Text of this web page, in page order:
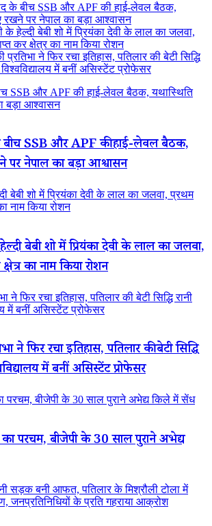
के बीच SSB और APF की हाई-लेवल बैठक,
रखने पर नेपाल का बड़ा आश्वासन
के हेल्दी बेबी शो में प्रियंका देवी के लाल का जलवा,
कर क्षेत्र का नाम किया रोशन
ने फिर रचा इतिहास, पतिलार की बेटी सिद्धि
में बनीं असिस्टेंट प्रोफेसर
SSB और APF की हाई-लेवल बैठक, यथास्थिति
बड़ा आश्वासन
बीच SSB और APF की हाई-लेवल बैठक,
पर नेपाल का बड़ा आश्वासन
बेबी शो में प्रियंका देवी के लाल का जलवा, प्रथम
नाम किया रोशन
बेबी शो में प्रियंका देवी के लाल का जलवा,
का नाम किया रोशन
ने फिर रचा इतिहास, पतिलार की बेटी सिद्धि रानी
में बनीं असिस्टेंट प्रोफेसर
ने फिर रचा इतिहास, पतिलार की बेटी सिद्धि
में बनीं असिस्टेंट प्रोफेसर
परचम, बीजेपी के 30 साल पुराने अभेद्य किले में सेंध
परचम, बीजेपी के 30 साल पुराने अभेद्य
सड़क बनी आफत, पतिलार के मिश्रौली टोला में
जनप्रतिनिधियों के प्रति गहराया आक्रोश